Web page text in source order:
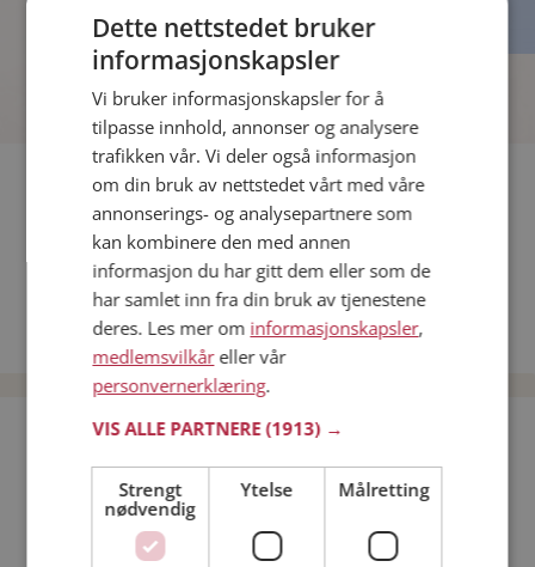
Fler single
Andre single fra Trondheim
Menn fra Trondheim
Date kvinner i Norge
Date menn i Norge
Bli medlem gratis!
Jeg er en:
Dette nettstedet bruker
informasjonskapsler
Vi bruker informasjonskapsler for å
tilpasse innhold, annonser og analysere
trafikken vår. Vi deler også informasjon
om din bruk av nettstedet vårt med våre
annonserings- og analysepartnere som
kan kombinere den med annen
informasjon du har gitt dem eller som de
har samlet inn fra din bruk av tjenestene
deres. Les mer om informasjonskapsler,
medlemsvilkåreller vår
personvernerklæring.
VIS ALLE PARTNERE(1913) →
Strengt
nødvendig
Ytelse Målretting